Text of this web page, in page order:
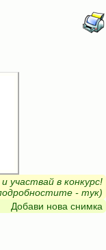
участвай в конкурс!
- тук)
Добави нова снимка